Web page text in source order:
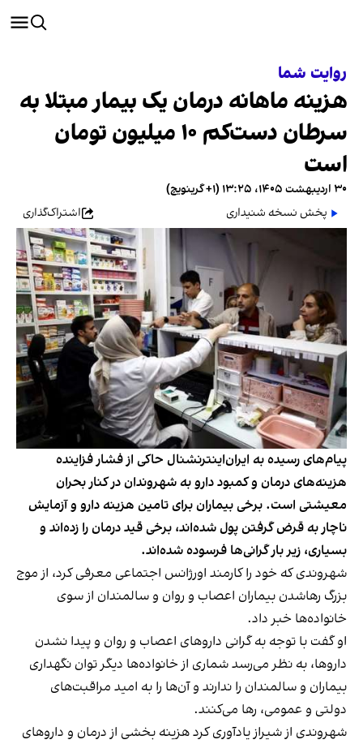
روایت شما
هزینه ماهانه درمان یک بیمار مبتلا به
سرطان دست‌کم ۱۰ میلیون تومان
است
۳۰ اردیبهشت ۱۴۰۵، ۱۳:۲۵ (‎+۱ گرینویچ)
پخش نسخه شنیداری
اشتراک‌گذاری
پیام‌های رسیده به ایران‌اینترنشنال حاکی از فشار فزاینده
هزینه‌های درمان و کمبود دارو به شهروندان در کنار بحران
معیشتی است. برخی بیماران برای تامین هزینه دارو و آزمایش
ناچار به قرض گرفتن پول شده‌اند، برخی قید درمان را زده‌اند و
بسیاری، زیر بار گرانی‌ها فرسوده شده‌اند.
شهروندی که خود را کارمند اورژانس اجتماعی معرفی کرد، از موج
بزرگ رهاشدن بیماران اعصاب و روان و سالمندان از سوی
خانواده‌ها خبر داد.
او گفت با توجه به گرانی داروهای اعصاب و روان و پیدا نشدن
داروها، به نظر می‌رسد شماری از خانواده‌ها دیگر توان نگهداری
بیماران و سالمندان را ندارند و آن‌ها را به امید مراقبت‌های
دولتی و عمومی، رها می‌کنند.
شهروندی از شیراز یادآوری کرد هزینه بخشی از درمان و داروهای